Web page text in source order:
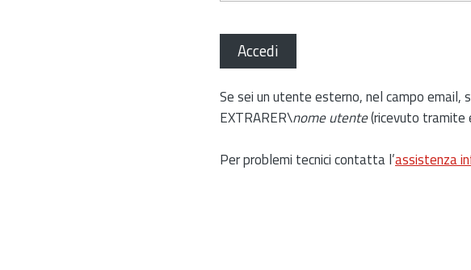
Accedi
Se sei un utente esterno, nel campo email,
EXTRARER\nome utente(ricevuto tramite
Per problemi tecnici contatta l’assistenza